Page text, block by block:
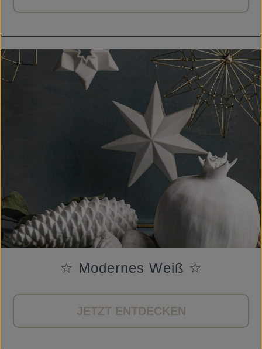
☆ Modernes Weiß ☆
JETZT ENTDECKEN